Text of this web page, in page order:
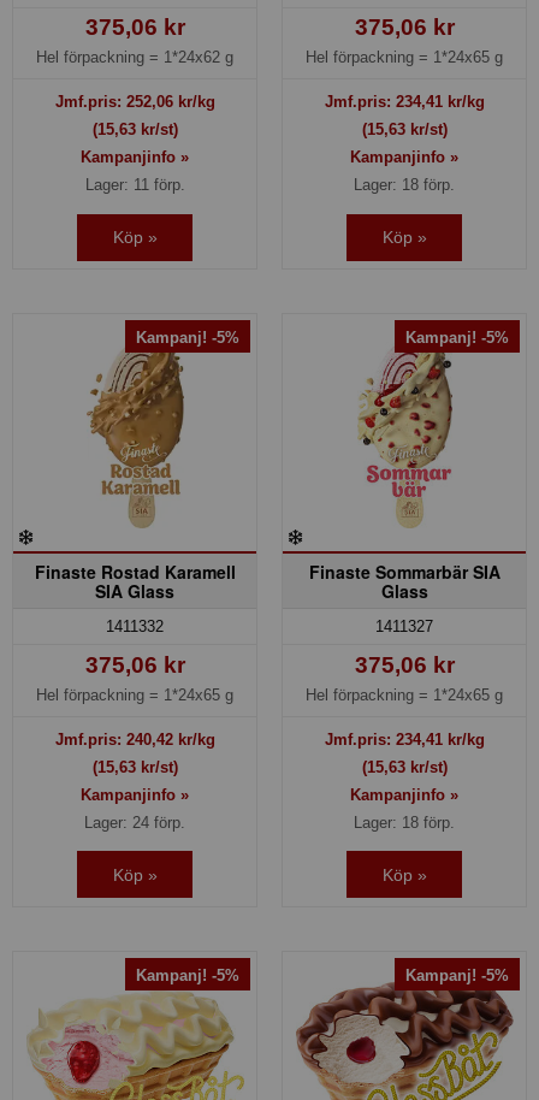
375,06 kr
Hel förpackning = 1*24x62 g
Jmf.pris: 252,06kr/kg
(15,63 kr/st)
Kampanjinfo »
Lager: 11 förp.
Köp »
375,06 kr
Hel förpackning = 1*24x65 g
Jmf.pris: 234,41kr/kg
(15,63 kr/st)
Kampanjinfo »
Lager: 18 förp.
Köp »
Kampanj! -5%
Finaste Rostad Karamell
SIA Glass
1411332
375,06 kr
Hel förpackning = 1*24x65 g
Jmf.pris: 240,42kr/kg
(15,63 kr/st)
Kampanjinfo »
Lager: 24 förp.
Köp »
Kampanj! -5%
Finaste Sommarbär SIA
Glass
1411327
375,06 kr
Hel förpackning = 1*24x65 g
Jmf.pris: 234,41kr/kg
(15,63 kr/st)
Kampanjinfo »
Lager: 18 förp.
Köp »
Kampanj! -5% Kampanj! -5%